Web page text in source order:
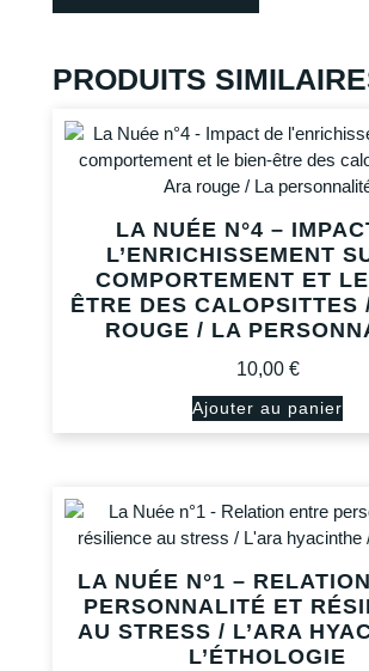
PRODUITS
LA NUÉE N°4 –
L’ENRICHISSEMENT
COMPORTEMENT ET
ÊTRE DES CALOPSITTES
ROUGE / LA
10,00 €
Ajouter au panier
LA NUÉE N°1 –
PERSONNALITÉ ET
AU STRESS / L’ARA
L’ÉTHOLOGIE